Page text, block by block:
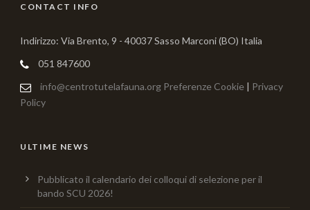
CONTACT INFO
Indirizzo: Via Brento, 9 - 40037 Sasso Marconi (BO) Italia
051 847600
info@centrotutelafauna.org Preferenze Cookie | Privacy
Policy
ULTIME NEWS
Pubblicato il calendario dei colloqui di selezione per il
bando SCU 2026!